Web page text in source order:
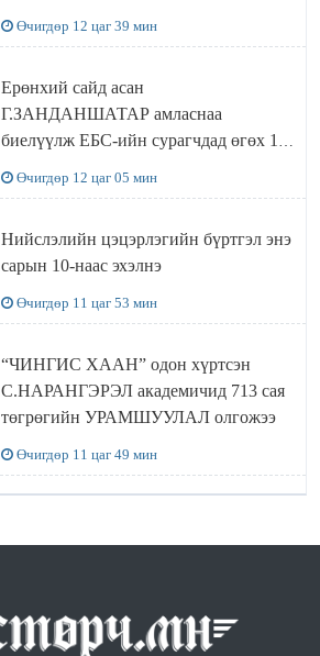
Өчигдөр 12 цаг 39 мин
Ерөнхий сайд асан
Г.ЗАНДАНШАТАР амласнаа
биелүүлж ЕБС-ийн сурагчдад өгөх 10.
Өчигдөр 12 цаг 05 мин
Нийслэлийн цэцэрлэгийн бүртгэл энэ
сарын 10-наас эхэлнэ
Өчигдөр 11 цаг 53 мин
“ЧИНГИС ХААН” одон хүртсэн
С.НАРАНГЭРЭЛ академичид 713 сая
төгрөгийн УРАМШУУЛАЛ олгожээ
Өчигдөр 11 цаг 49 мин